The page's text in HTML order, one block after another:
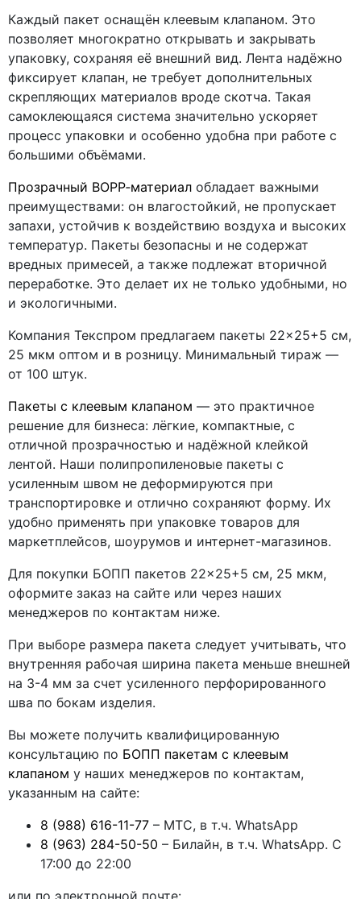
Каждый пакет оснащён клеевым клапаном. Это
позволяет многократно открывать и закрывать
упаковку, сохраняя её внешний вид. Лента надёжно
фиксирует клапан, не требует дополнительных
скрепляющих материалов вроде скотча. Такая
самоклеющаяся система значительно ускоряет
процесс упаковки и особенно удобна при работе с
большими объёмами.
Прозрачный BOPP‑материал обладает важными
преимуществами: он влагостойкий, не пропускает
запахи, устойчив к воздействию воздуха и высоких
температур. Пакеты безопасны и не содержат
вредных примесей, а также подлежат вторичной
переработке. Это делает их не только удобными, но
и экологичными.
Компания Текспром предлагаем пакеты 22×25+5 см,
25 мкм оптом и в розницу. Минимальный тираж —
от 100 штук.
Пакеты с клеевым клапаном — это практичное
решение для бизнеса: лёгкие, компактные, с
отличной прозрачностью и надёжной клейкой
лентой. Наши полипропиленовые пакеты с
усиленным швом не деформируются при
транспортировке и отлично сохраняют форму. Их
удобно применять при упаковке товаров для
маркетплейсов, шоурумов и интернет-магазинов.
Для покупки БОПП пакетов 22×25+5 см, 25 мкм,
оформите заказ на сайте или через наших
менеджеров по контактам ниже.
При выборе размера пакета следует учитывать, что
внутренняя рабочая ширина пакета меньше внешней
на 3-4 мм за счет усиленного перфорированного
шва по бокам изделия.
Вы можете получить квалифицированную
консультацию по БОПП пакетам с клеевым
клапаном у наших менеджеров по контактам,
указанным на сайте:
8 (988) 616-11-77 – МТС, в т.ч. WhatsApp
8 (963) 284-50-50 – Билайн, в т.ч. WhatsApp. С
17:00 до 22:00